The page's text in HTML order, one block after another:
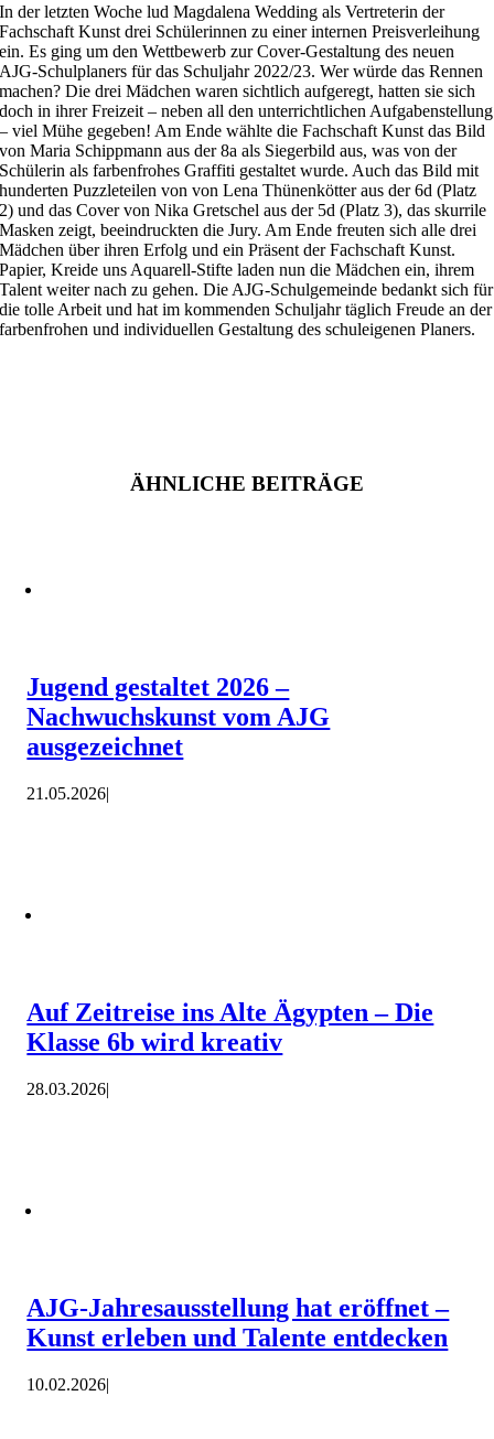
In der letzten Woche lud Magdalena Wedding als Vertreterin der
Fachschaft Kunst drei Schülerinnen zu einer internen Preisverleihung
ein. Es ging um den Wettbewerb zur Cover-Gestaltung des neuen
AJG-Schulplaners für das Schuljahr 2022/23. Wer würde das Rennen
machen? Die drei Mädchen waren sichtlich aufgeregt, hatten sie sich
doch in ihrer Freizeit – neben all den unterrichtlichen Aufgabenstellung
– viel Mühe gegeben! Am Ende wählte die Fachschaft Kunst das Bild
von Maria Schippmann aus der 8a als Siegerbild aus, was von der
Schülerin als farbenfrohes Graffiti gestaltet wurde. Auch das Bild mit
hunderten Puzzleteilen von von Lena Thünenkötter aus der 6d (Platz
2) und das Cover von Nika Gretschel aus der 5d (Platz 3), das skurrile
Masken zeigt, beeindruckten die Jury. Am Ende freuten sich alle drei
Mädchen über ihren Erfolg und ein Präsent der Fachschaft Kunst.
Papier, Kreide uns Aquarell-Stifte laden nun die Mädchen ein, ihrem
Talent weiter nach zu gehen. Die AJG-Schulgemeinde bedankt sich für
die tolle Arbeit und hat im kommenden Schuljahr täglich Freude an der
farbenfrohen und individuellen Gestaltung des schuleigenen Planers.
ÄHNLICHE BEITRÄGE
Jugend gestaltet 2026 –
Nachwuchskunst vom AJG
ausgezeichnet
21.05.2026|
Auf Zeitreise ins Alte Ägypten – Die
Klasse 6b wird kreativ
28.03.2026|
AJG-Jahresausstellung hat eröffnet –
Kunst erleben und Talente entdecken
10.02.2026|